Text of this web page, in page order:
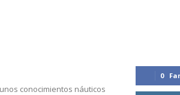
conocimientos náuticos
0